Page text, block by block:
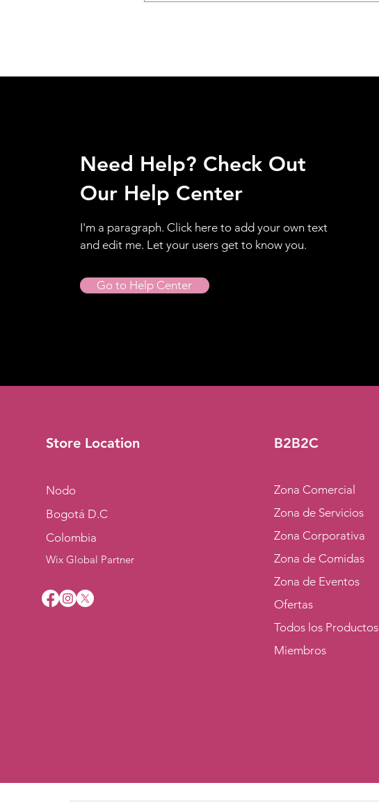
Need Help? Check Out
Our Help Center
I'm a paragraph. Click here to add your own text
and edit me. Let your users get to know you.
Go to Help Center
Store Location
Nodo
Bogotá D.C
Colombia
Wix Global Partner
B2B2C
Zona Comercial
Zona de Servicios
Zona Corporativa
Zona de Comidas
Zona de Eventos
Ofertas
Todos los Productos
Miembros